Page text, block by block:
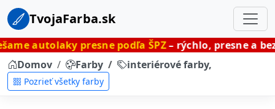
TvojaFarba.sk
presne podľa ŠPZ– rýchlo, presne a bez čakania.
Domov
Farby interiérové farby,
Pozrieť všetky farby